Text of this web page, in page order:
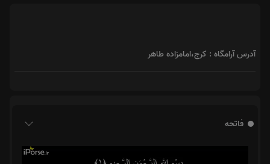
آدرس آرامگاه : کرج،امامزاده طاهر
فاتحه